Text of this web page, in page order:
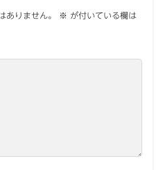
ありません。 ※ が付いている欄は